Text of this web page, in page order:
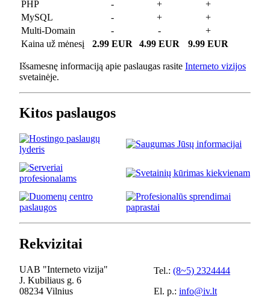
PHP
- +
+
MySQL
- +
+
Multi-Domain
- -
+
Kaina už mėnesį
2.99 EUR 4.99 EUR 9.99 EUR
Išsamesnę informaciją apie paslaugas rasite Interneto vizijos
svetainėje.
Kitos paslaugos
Rekvizitai
UAB "Interneto vizija"
J. Kubiliaus g. 6
08234 Vilnius
Tel.: (8~5) 2324444
El. p.: info@iv.lt